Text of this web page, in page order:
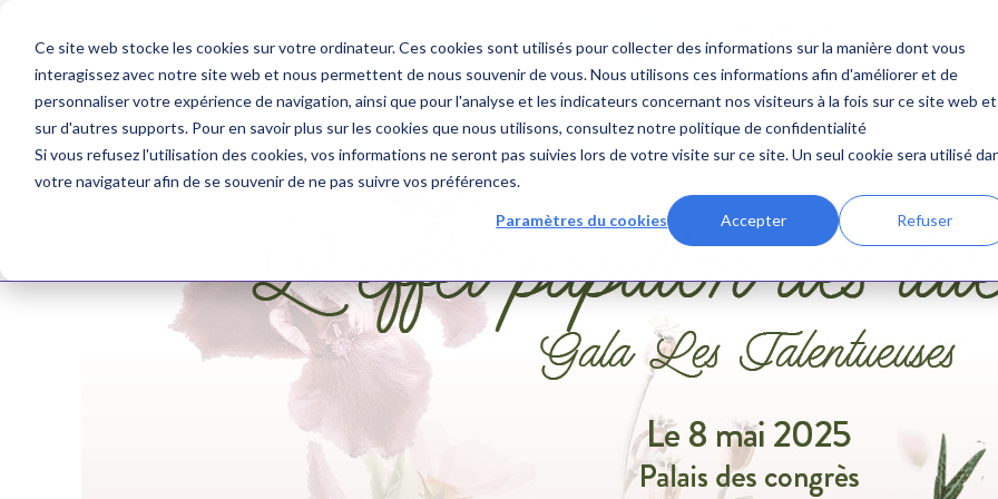
Ce site web stocke les cookies sur votre ordinateur. Ces cookies sont utilisés pour collecter des informations sur la manière dont vous
interagissez avec notre site web et nous permettent de nous souvenir de vous. Nous utilisons ces informations afin d'améliorer et de
personnaliser votre expérience de navigation, ainsi que pour l'analyse et les indicateurs concernant nos visiteurs à la fois sur ce site web et
sur d'autres supports. Pour en savoir plus sur les cookies que nous utilisons, consultez notre politique de confidentialité
Si vous refusez l'utilisation des cookies, vos informations ne seront pas suivies lors de votre visite sur ce site. Un seul cookie sera utilisé
votre navigateur afin de se souvenir de ne pas suivre vos préférences.
Paramètres du cookies Accepter Refuser